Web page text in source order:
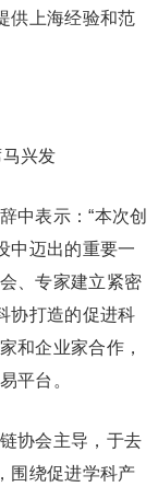
供上海经验和范
兴发
中表示：“本次创
中迈出的重要一
、专家建立紧密
协打造的促进科
和企业家合作，
平台。
协会主导，于去
围绕促进学科产